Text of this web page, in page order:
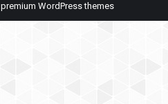
premium WordPress themes